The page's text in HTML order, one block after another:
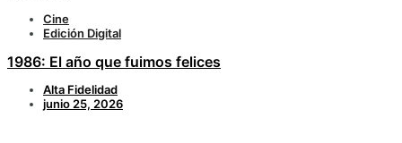
Cine
Edición Digital
1986: El año que fuimos felices
Alta Fidelidad
junio 25, 2026